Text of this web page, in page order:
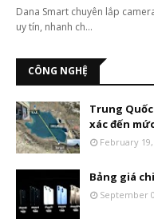
Dana Smart chuyên lắp
uy tín, nhanh ch…
CÔNG NGHỆ
Trung
xác đến
February
Bảng giá
September